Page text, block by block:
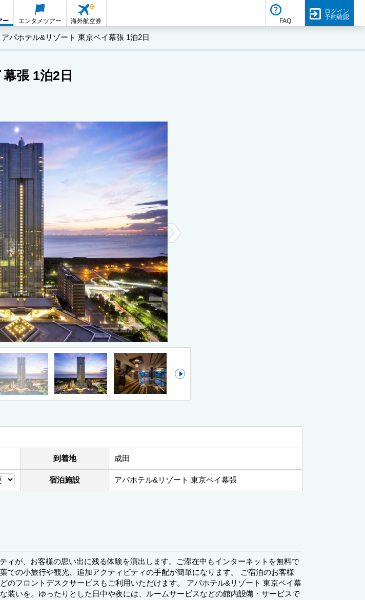
FAQ
ログイン
予約確認
ー エンタメツアー 海外航空券
アパホテル&リゾート 東京ベイ幕張 1泊2日
張 1泊2日
到着地 成田
宿泊施設 アパホテル&リゾート 東京ベイ幕張
が、お客様の思い出に残る体験を演出します。ご滞在中もインターネットを無料で
での小旅行や観光、追加アクティビティの手配が簡単になります。 ご宿泊のお客様
フロントデスクサービスもご利用いただけます。 アパホテル&リゾート 東京ベイ幕
いを。ゆったりとした日中や夜には、ルームサービスなどの館内設備・サービスで